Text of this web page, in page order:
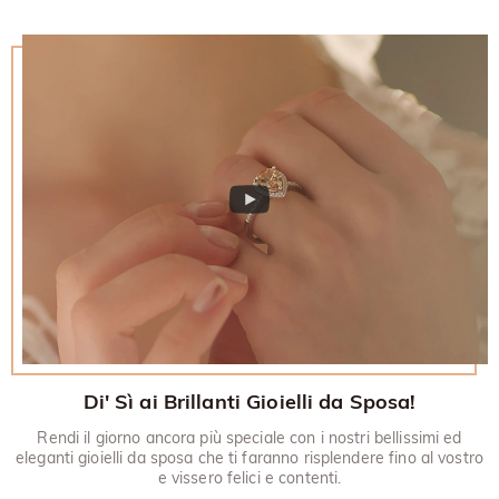
Di' Sì ai Brillanti Gioielli da Sposa!
Rendi il giorno ancora più speciale con i nostri bellissimi ed
eleganti gioielli da sposa che ti faranno risplendere fino al vostro
e vissero felici e contenti.